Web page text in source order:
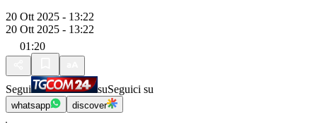
20 Ott 2025 - 13:22
20 Ott 2025 - 13:22
01:20
Segui suSeguici su
whatsapp discover